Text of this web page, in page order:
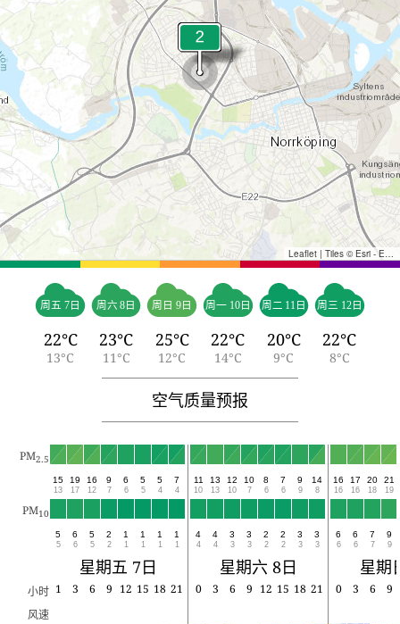
Leaflet | Tiles © Esri - Esri, DeLorme, NAVTEQ, TomTom, Intermap, iPC, USGS, FAO, NPS, NRCAN, GeoBase, Kadaster NL, Ordnance Survey, Esri Japan, METI, Esri China (Hong Kong), and the GIS User Community
周五 7日
22°C
13°C
周六 8日
23°C
11°C
周日 9日
25°C
12°C
周一 10日
22°C
14°C
周二 11日
20°C
9°C
周三 12日
22°C
8°C
空气质量预报
PM2.5
15
13
19
17
16
12
9
7
6
6
5
5
5
4
7
4
11
10
13
13
12
10
10
7
8
6
7
6
9
9
14
8
16
16
17
16
20
18
21
19
PM10
5
5
6
6
5
5
2
2
1
1
1
1
1
1
1
1
4
4
4
4
3
3
3
3
2
2
2
2
3
3
3
3
6
6
6
6
7
7
9
9
星期五 7日 星期六 8日 星期
小时 1 3 6 9 12 15 18 21 0 3 6 9 12 15 18 21 0 3 6
9
风速